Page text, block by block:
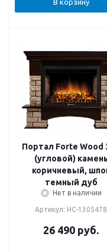
Портал Forte Wood
(угловой) камень
коричневый,
темный дуб
Нет в наличии
Артикул: НС-1305478
26 490 руб.